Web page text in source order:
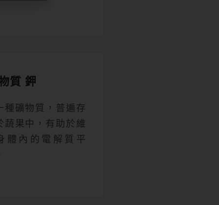
質 鉀
種礦物質，普遍存
蔬果中，有助於維
體內的電解質平